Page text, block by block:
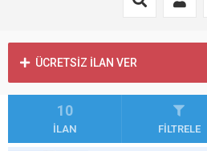
ÜCRETSİZ İLAN VER
10
İLAN FİLTRELE